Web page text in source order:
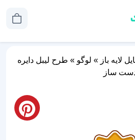
لایه باز » لوگو » طرح لیبل دایره
دست ساز